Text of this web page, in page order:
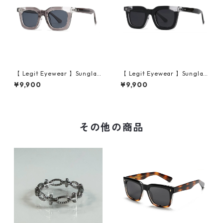
【 Legit Eyewear 】Sunglas
ses Konoe (Clear Grey/Gre
y)
¥9,900
【 Legit Eyewear 】Sunglas
ses Konoe (Black Clear/Gre
y)
¥9,900
その他の商品